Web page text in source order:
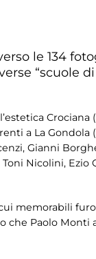
le 134
“scuole di
Crociana
a La Gondola
Gianni
Nicolini, Ezio
memorabili
che Paolo Monti